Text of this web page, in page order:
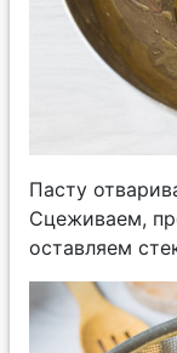
Пасту
Сцеживаем,
оставляем